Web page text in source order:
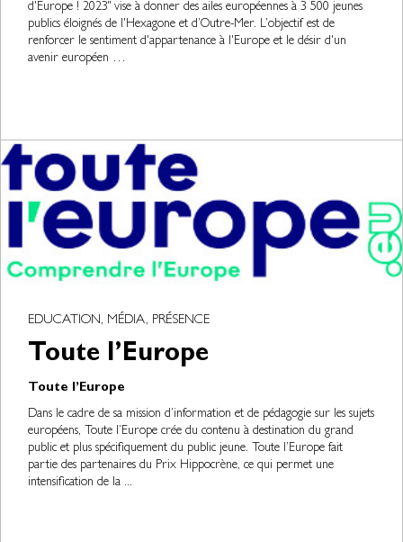
d'Europe ! 2023" vise à donner des ailes européennes à 3 500 jeunes
publics éloignés de l'Hexagone et d’Outre-Mer. L’objectif est de
renforcer le sentiment d'appartenance à l'Europe et le désir d'un
avenir européen …
EDUCATION, MÉDIA, PRÉSENCE
Toute l’Europe
Toute l’Europe
Dans le cadre de sa mission d’information et de pédagogie sur les sujets
européens, Toute l’Europe crée du contenu à destination du grand
public et plus spécifiquement du public jeune. Toute l’Europe fait
partie des partenaires du Prix Hippocrène, ce qui permet une
intensification de la ...